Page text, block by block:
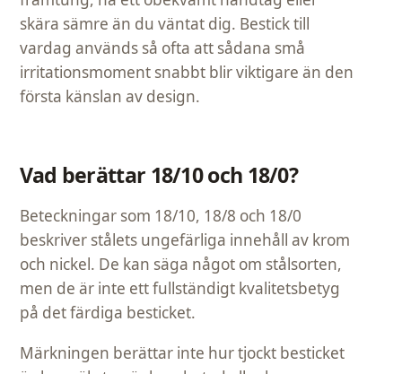
skära sämre än du väntat dig. Bestick till
vardag används så ofta att sådana små
irritationsmoment snabbt blir viktigare än den
första känslan av design.
Vad berättar 18/10 och 18/0?
Beteckningar som 18/10, 18/8 och 18/0
beskriver stålets ungefärliga innehåll av krom
och nickel. De kan säga något om stålsorten,
men de är inte ett fullständigt kvalitetsbetyg
på det färdiga besticket.
Märkningen berättar inte hur tjockt besticket